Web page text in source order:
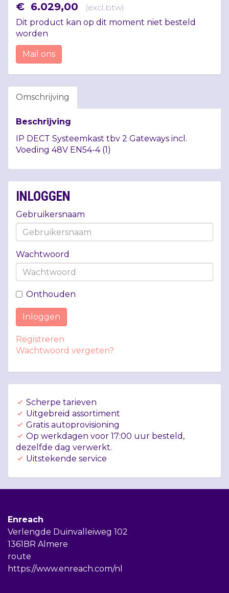
€ 6.029,00 (excl.btw)
Dit product kan op dit moment niet besteld
worden
Mail ons
Omschrijving
Beschrijving
IP DECT Systeemkast tbv 2 Gateways incl.
Voeding 48V EN54-4 (1)
INLOGGEN
Gebruikersnaam
Wachtwoord
Onthouden
Inloggen
Registreren
Wachtwoord vergeten?
Scherpe tarieven
Uitgebreid assortiment
Gratis autoprovisioning
Op werkdagen voor 17:00 uur besteld,
dezelfde dag verwerkt.
Uitstekende service
Enreach
Verlengde Duinvalleiweg 102
1361BR Almere
route
https://www.enreach.com/nl